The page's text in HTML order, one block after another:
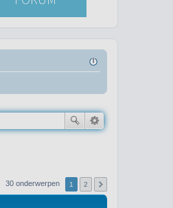
30 onderwerpen 1 2